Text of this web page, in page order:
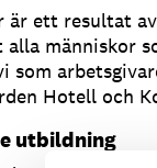
är ett resultat
människor
som
Hotell och
utbildning